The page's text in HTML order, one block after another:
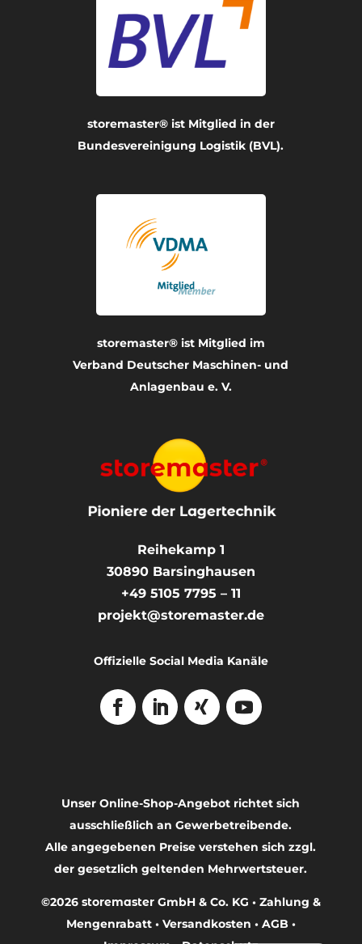
storemaster® ist Mitglied in der
Bundesvereinigung Logistik (BVL).
storemaster® ist Mitglied im
Verband Deutscher Maschinen- und
Anlagenbau e. V.
Reihekamp 1
30890 Barsinghausen
+49 5105 7795 – 11
projekt@storemaster.de
Offizielle Social Media Kanäle
Unser Online-Shop-Angebot richtet sich
ausschließlich an Gewerbetreibende.
Alle angegebenen Preise verstehen sich zzgl.
der gesetzlich geltenden Mehrwertsteuer.
©2026 storemasterGmbH & Co. KG • Zahlung &
Mengenrabatt• Versandkosten • AGB •
Français